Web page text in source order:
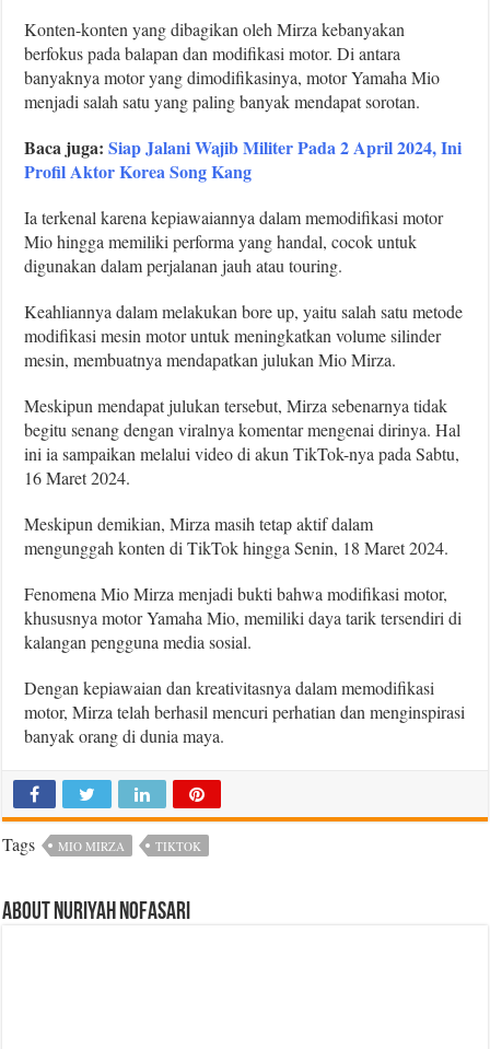
Konten-konten yang dibagikan oleh Mirza kebanyakan
berfokus pada balapan dan modifikasi motor. Di antara
banyaknya motor yang dimodifikasinya, motor Yamaha Mio
menjadi salah satu yang paling banyak mendapat sorotan.
Baca juga:Siap Jalani Wajib Militer Pada 2 April 2024, Ini
Profil Aktor Korea Song Kang
Ia terkenal karena kepiawaiannya dalam memodifikasi motor
Mio hingga memiliki performa yang handal, cocok untuk
digunakan dalam perjalanan jauh atau touring.
Keahliannya dalam melakukan bore up, yaitu salah satu metode
modifikasi mesin motor untuk meningkatkan volume silinder
mesin, membuatnya mendapatkan julukan Mio Mirza.
Meskipun mendapat julukan tersebut, Mirza sebenarnya tidak
begitu senang dengan viralnya komentar mengenai dirinya. Hal
ini ia sampaikan melalui video di akun TikTok-nya pada Sabtu,
16 Maret 2024.
Meskipun demikian, Mirza masih tetap aktif dalam
mengunggah konten di TikTok hingga Senin, 18 Maret 2024.
Fenomena Mio Mirza menjadi bukti bahwa modifikasi motor,
khususnya motor Yamaha Mio, memiliki daya tarik tersendiri di
kalangan pengguna media sosial.
Dengan kepiawaian dan kreativitasnya dalam memodifikasi
motor, Mirza telah berhasil mencuri perhatian dan menginspirasi
banyak orang di dunia maya.
Tags MIO MIRZA TIKTOK
About Nuriyah Nofasari